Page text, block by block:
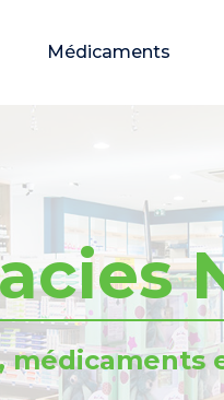
Médicaments
médicaments